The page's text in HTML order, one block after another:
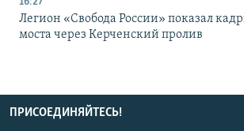
Легион «Свобода России» показал
моста через Керченский пролив
ПРИСОЕДИНЯЙТЕСЬ!